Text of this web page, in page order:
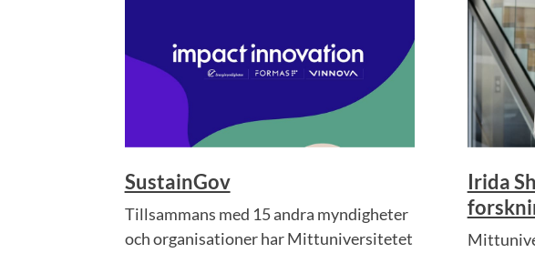
SustainGov
Tillsammans med 15 andra myndigheter
och organisationer har Mittuniversitetet
Irida